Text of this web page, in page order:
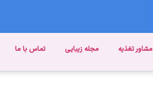
مشاور تغذیه مجله زیبایی تماس با ما